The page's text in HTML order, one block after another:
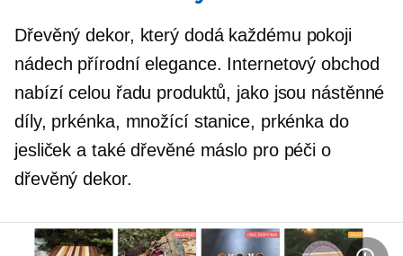
Dřevěný dekor, který dodá každému pokoji
nádech přírodní elegance. Internetový obchod
nabízí celou řadu produktů, jako jsou nástěnné
díly, prkénka, množící stanice, prkénka do
jesliček a také dřevěné máslo pro péči o
dřevěný dekor.